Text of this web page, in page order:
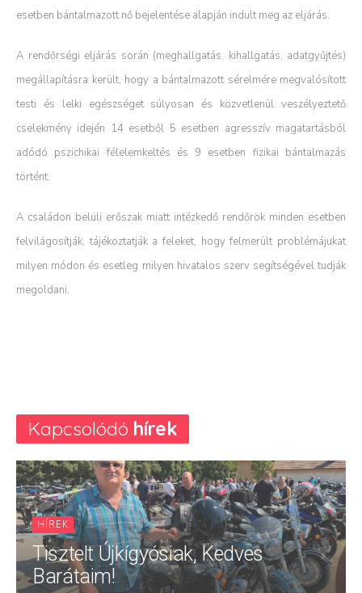
esetben bántalmazott nő bejelentése alapján indult meg az eljárás.
A rendőrségi eljárás során (meghallgatás, kihallgatás, adatgyűjtés)
megállapításra került, hogy a bántalmazott sérelmére megvalósított
testi és lelki egészséget súlyosan és közvetlenül veszélyeztető
cselekmény idején 14 esetből 5 esetben agresszív magatartásból
adódó pszichikai félelemkeltés és 9 esetben fizikai bántalmazás
történt.
A családon belüli erőszak miatt intézkedő rendőrök minden esetben
felvilágosítják, tájékoztatják a feleket, hogy felmerült problémájukat
milyen módon és esetleg milyen hivatalos szerv segítségével tudják
megoldani.
Kapcsolódó hírek
HÍREK
Tisztelt Újkígyósiak, Kedves
Barátaim!